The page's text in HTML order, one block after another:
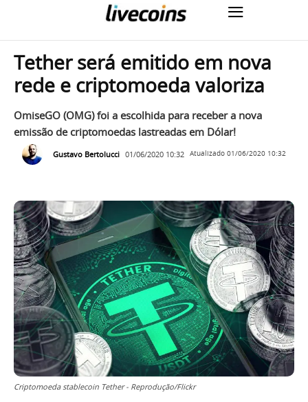
Tether será emitido em nova
rede e criptomoeda valoriza
OmiseGO (OMG) foi a escolhida para receber a nova
emissão de criptomoedas lastreadas em Dólar!
Gustavo Bertolucci 01/06/2020 10:32 Atualizado 01/06/2020 10:32
Criptomoeda stablecoin Tether - Reprodução/Flickr